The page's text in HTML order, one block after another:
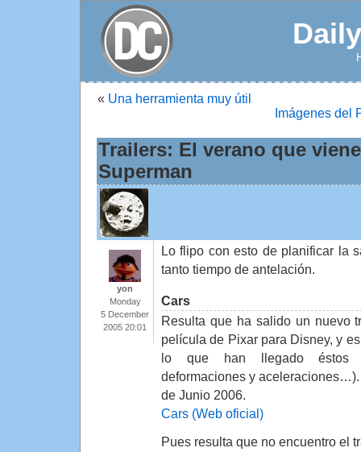
« Una herramienta muy útil
Imágenes del
Trailers: El verano que
Superman
yon
Monday
5 December
2005 20:01
Lo flipo con esto de planificar la
tanto tiempo de antelación.
Cars
Resulta que ha salido un nuevo
película de Pixar para Disney, y
lo que han llegado éstos
deformaciones y
de Junio 2006.
Cars (Web oficial)
Pues resulta que no encuentro el